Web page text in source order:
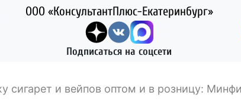
ООО «КонсультантПлюс-Екатеринбург»
Подписаться на соцсети
сигарет и вейпов оптом и в розницу: